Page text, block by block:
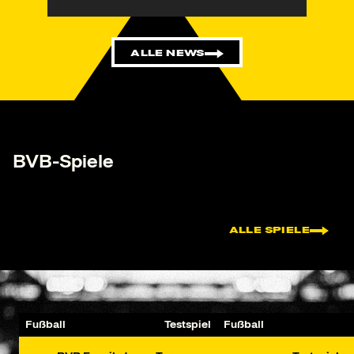
ALLE NEWS
BVB-Spiele
ALLE SPIELE
Fußball Testspiel Fußball